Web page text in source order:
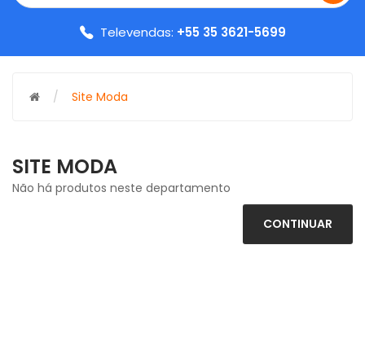
Televendas: +55 35 3621-5699
Site Moda
SITE MODA
Não há produtos neste departamento
CONTINUAR